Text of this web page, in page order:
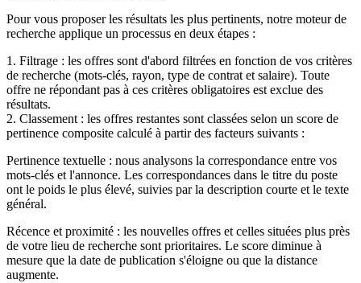
Pour vous proposer les résultats les plus pertinents, notre moteur de
recherche applique un processus en deux étapes :
1. Filtrage : les offres sont d'abord filtrées en fonction de vos critères
de recherche (mots-clés, rayon, type de contrat et salaire). Toute
offre ne répondant pas à ces critères obligatoires est exclue des
résultats.
2. Classement : les offres restantes sont classées selon un score de
pertinence composite calculé à partir des facteurs suivants :
Pertinence textuelle : nous analysons la correspondance entre vos
mots-clés et l'annonce. Les correspondances dans le titre du poste
ont le poids le plus élevé, suivies par la description courte et le texte
général.
Récence et proximité : les nouvelles offres et celles situées plus près
de votre lieu de recherche sont prioritaires. Le score diminue à
mesure que la date de publication s'éloigne ou que la distance
augmente.